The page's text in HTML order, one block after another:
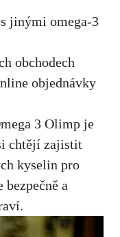
jinými omega-3
obchodech
objednávky
3 Olimp je
chtějí zajistit
kyselin pro
a